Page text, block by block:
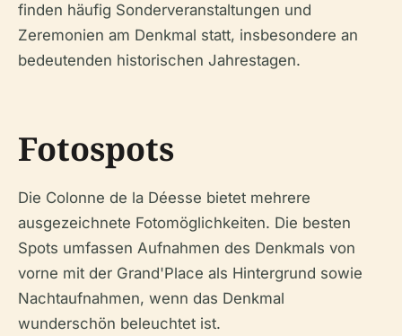
finden häufig Sonderveranstaltungen und
Zeremonien am Denkmal statt, insbesondere an
bedeutenden historischen Jahrestagen.
Fotospots
Die Colonne de la Déesse bietet mehrere
ausgezeichnete Fotomöglichkeiten. Die besten
Spots umfassen Aufnahmen des Denkmals von
vorne mit der Grand'Place als Hintergrund sowie
Nachtaufnahmen, wenn das Denkmal
wunderschön beleuchtet ist.